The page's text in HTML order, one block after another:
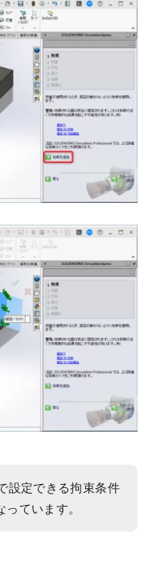
設定できる拘束条件
っています。